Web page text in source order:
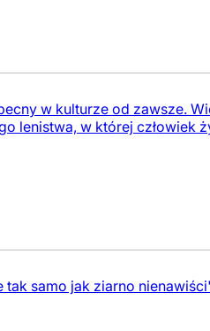
w kulturze od zawsze.
lenistwa, w której człowiek
tak samo jak ziarno